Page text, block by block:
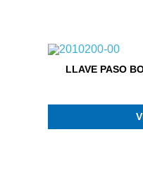
LLAVE PASO